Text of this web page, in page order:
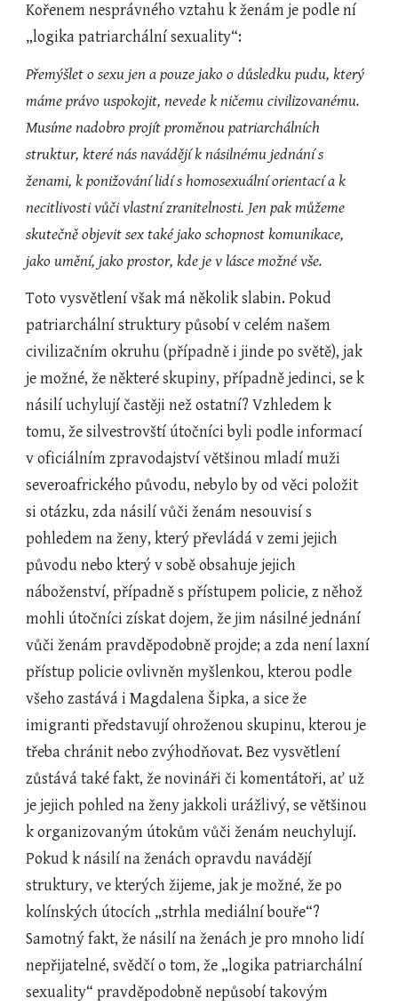
Kořenem nesprávného vztahu k ženám je podle ní
„logika patriarchální sexuality“:
Přemýšlet o sexu jen a pouze jako o důsledku pudu, který
máme právo uspokojit, nevede k ničemu civilizovanému.
Musíme nadobro projít proměnou patriarchálních
struktur, které nás navádějí k násilnému jednání s
ženami, k ponižování lidí s homosexuální orientací a k
necitlivosti vůči vlastní zranitelnosti. Jen pak můžeme
skutečně objevit sex také jako schopnost komunikace,
jako umění, jako prostor, kde je v lásce možné vše.
Toto vysvětlení však má několik slabin. Pokud
patriarchální struktury působí v celém našem
civilizačním okruhu (případně i jinde po světě), jak
je možné, že některé skupiny, případně jedinci, se k
násilí uchylují častěji než ostatní? Vzhledem k
tomu, že silvestrovští útočníci byli podle informací
v oficiálním zpravodajství většinou mladí muži
severoafrického původu, nebylo by od věci položit
si otázku, zda násilí vůči ženám nesouvisí s
pohledem na ženy, který převládá v zemi jejich
původu nebo který v sobě obsahuje jejich
náboženství, případně s přístupem policie, z něhož
mohli útočníci získat dojem, že jim násilné jednání
vůči ženám pravděpodobně projde; a zda není laxní
přístup policie ovlivněn myšlenkou, kterou podle
všeho zastává i Magdalena Šipka, a sice že
imigranti představují ohroženou skupinu, kterou je
třeba chránit nebo zvýhodňovat. Bez vysvětlení
zůstává také fakt, že novináři či komentátoři, ať už
je jejich pohled na ženy jakkoli urážlivý, se většinou
k organizovaným útokům vůči ženám neuchylují.
Pokud k násilí na ženách opravdu navádějí
struktury, ve kterých žijeme, jak je možné, že po
kolínských útocích „strhla mediální bouře“?
Samotný fakt, že násilí na ženách je pro mnoho lidí
nepřijatelné, svědčí o tom, že „logika patriarchální
sexuality“ pravděpodobně nepůsobí takovým